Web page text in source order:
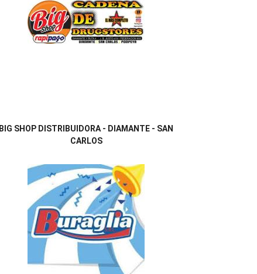
BIG SHOP DISTRIBUIDORA - DIAMANTE - SAN
CARLOS